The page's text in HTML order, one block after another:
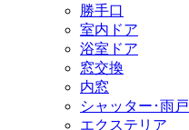
勝手口
室内ドア
浴室ドア
窓交換
内窓
シャッター･雨戸
エクステリア